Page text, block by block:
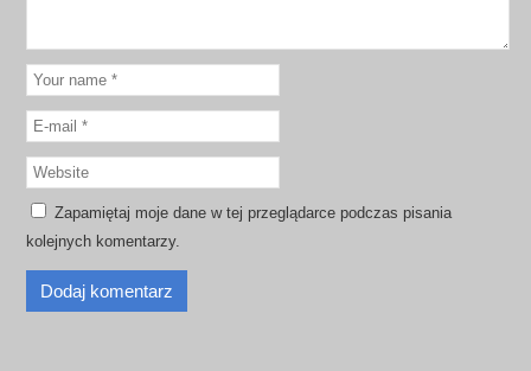
Zapamiętaj moje dane w tej przeglądarce podczas pisania
kolejnych komentarzy.